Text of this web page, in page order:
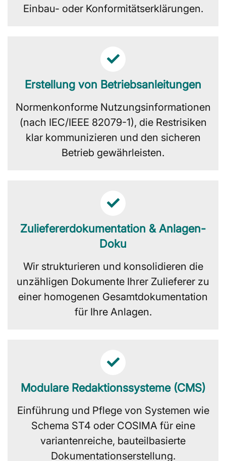
Einbau- oder Konformitätserklärungen.
Erstellung von Betriebsanleitungen
Normenkonforme Nutzungsinformationen
(nach IEC/IEEE 82079-1), die Restrisiken
klar kommunizieren und den sicheren
Betrieb gewährleisten.
Zuliefererdokumentation & Anlagen-
Doku
Wir strukturieren und konsolidieren die
unzähligen Dokumente Ihrer Zulieferer zu
einer homogenen Gesamtdokumentation
für Ihre Anlagen.
Modulare Redaktionssysteme (CMS)
Einführung und Pflege von Systemen wie
Schema ST4 oder COSIMA für eine
variantenreiche, bauteilbasierte
Dokumentationserstellung.